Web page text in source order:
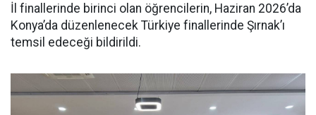
İl finallerinde birinci olan öğrencilerin, Haziran 2026’da
Konya’da düzenlenecek Türkiye finallerinde Şırnak’ı
temsil edeceği bildirildi.